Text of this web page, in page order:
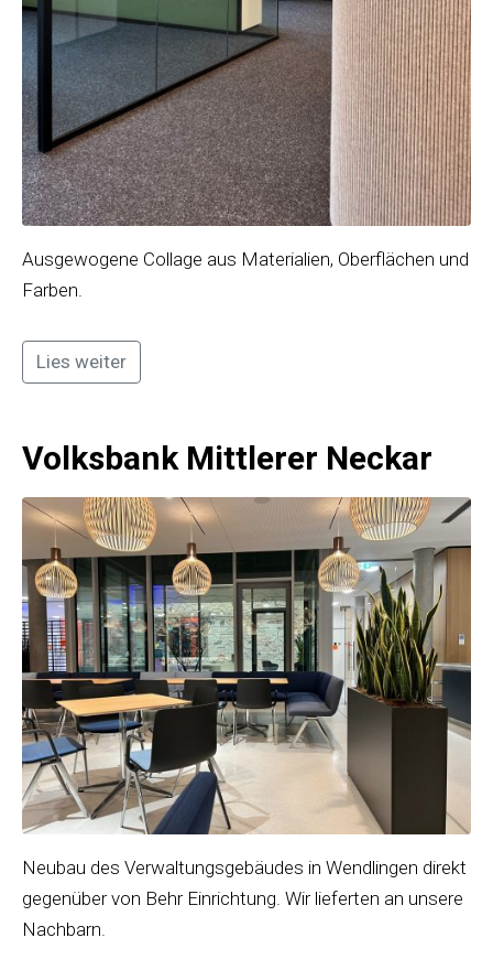
Ausgewogene Collage aus Materialien, Oberflächen und
Farben.
Lies weiter
Volksbank Mittlerer Neckar
Neubau des Verwaltungsgebäudes in Wendlingen direkt
gegenüber von Behr Einrichtung. Wir lieferten an unsere
Nachbarn.